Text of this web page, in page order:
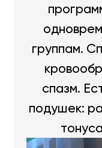
группам.
спазм.
подушек: